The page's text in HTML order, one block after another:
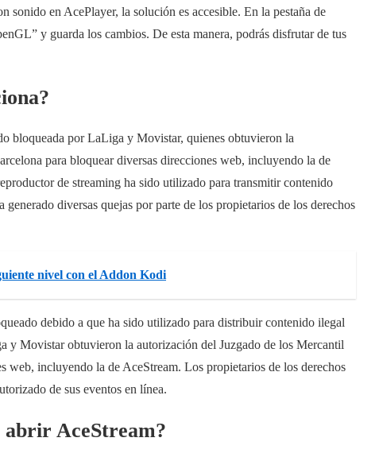
sonido en AcePlayer, la solución es accesible. En la pestaña de
y guarda los cambios. De esta manera, podrás disfrutar de tus
bloqueada por LaLiga y Movistar, quienes obtuvieron la
para bloquear diversas direcciones web, incluyendo la de
de streaming ha sido utilizado para transmitir contenido
diversas quejas por parte de los propietarios de los derechos
nivel con el Addon Kodi
debido a que ha sido utilizado para distribuir contenido ilegal
y Movistar obtuvieron la autorización del Juzgado de los Mercantil
web, incluyendo la de AceStream. Los propietarios de los derechos
de sus eventos en línea.
abrir AceStream?